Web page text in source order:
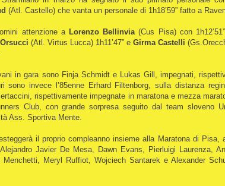
(Atl. Castello) che vanta un personale di 1h18’59” fatto a
attenzione a Lorenzo Bellinvia (Cus Pisa) con
(Atl. Virtus Lucca) 1h11’47” e Girma Castelli
in gara sono Finja Schmidt e Lukas Gill, impegnati,
sono invece l’85enne Erhard Filtenborg, sulla distanza
rispettivamente impegnate in maratona e mezza
Club, con grande sorpresa seguito dal team sloveno
Ass. Sportiva Mente.
il proprio compleanno insieme alla Maratona di Pisa,
Javier De Mesa, Dawn Evans, Pierluigi Laurenza,
Menchetti, Meryl Ruffiot, Wojciech Santarek e Alexander